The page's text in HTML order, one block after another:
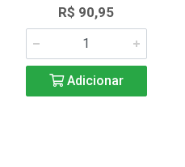
R$ 90,95
Adicionar